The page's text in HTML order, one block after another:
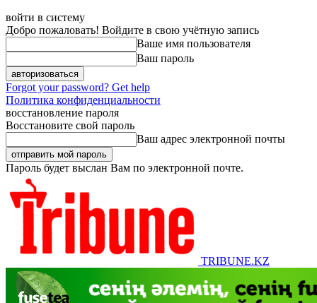
войти в систему
Добро пожаловать! Войдите в свою учётную запись
Ваше имя пользователя
Ваш пароль
Forgot your password? Get help
Политика конфиденциальности
восстановление пароля
Восстановите свой пароль
Ваш адрес электронной почты
Пароль будет выслан Вам по электронной почте.
TRIBUNE.KZ